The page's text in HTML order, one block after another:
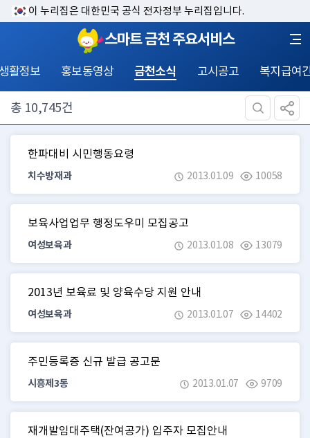
이 누리집은 대한민국 공식 전자정부 누리집입니다.
스마트 금천 주요서비스
활정보 홍보동영상 금천소식 고시공고 복지급여
총 10,745건
한파대비 시민행동요령
치수방재과 2013.01.09 10058
보육사업업무 행정도우미 모집공고
여성보육과 2013.01.08 13079
2013년 보육료 및 양육수당 지원 안내
여성보육과 2013.01.07 14402
주민등록증 신규 발급 공고문
시흥제3동 2013.01.07 9709
재개발임대주택(잔여공가) 입주자 모집안내